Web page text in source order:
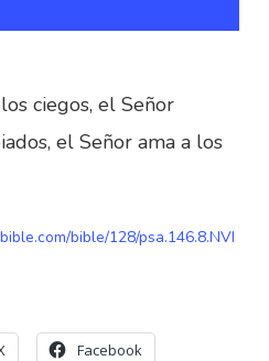
ciegos, el Señor
el Señor ama a los
bible/128/psa.146.8.NVI
Facebook